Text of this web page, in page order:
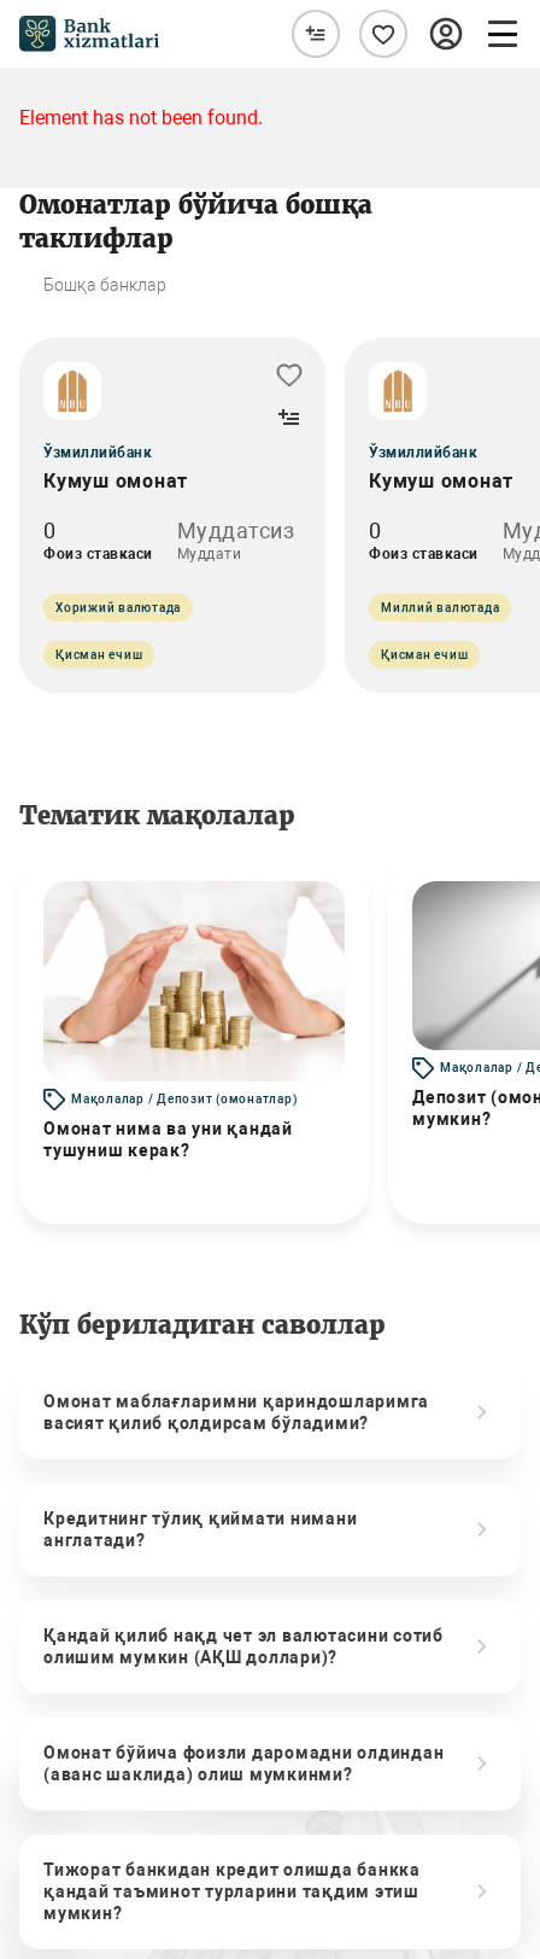
Element has not been found.
Омонатлар бўйича бошқа
таклифлар
Бошқа банклар
Ўзмиллийбанк
Кумуш омонат
0
Фоиз ставкаси
Муддатсиз
Муддати
Хорижий валютада
Қисман ечиш
Ўзмиллийбанк
Кумуш омонат
0
Фоиз ставкаси
Миллий валютада
Қисман ечиш
Тематик мақолалар
Мақолалар / Депозит (омонатлар)
Омонат нима ва уни қандай
тушуниш керак?
Мақолалар /
Депозит
мумкин?
Кўп бериладиган саволлар
Омонат маблағларимни қариндошларимга
васият қилиб қолдирсам бўладими?
Кредитнинг тўлиқ қиймати нимани
англатади?
Қандай қилиб нақд чет эл валютасини сотиб
олишим мумкин (АҚШ доллари)?
Омонат бўйича фоизли даромадни олдиндан
(аванс шаклида) олиш мумкинми?
Тижорат банкидан кредит олишда банкка
қандай таъминот турларини тақдим этиш
мумкин?